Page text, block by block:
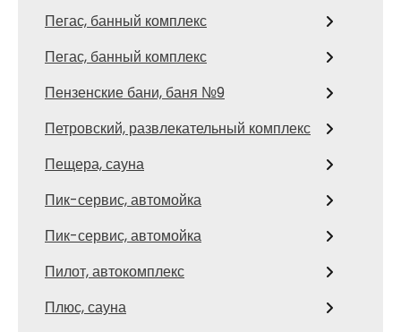
Пегас, банный комплекс
Пегас, банный комплекс
Пензенские бани, баня №9
Петровский, развлекательный комплекс
Пещера, сауна
Пик-сервис, автомойка
Пик-сервис, автомойка
Пилот, автокомплекс
Плюс, сауна